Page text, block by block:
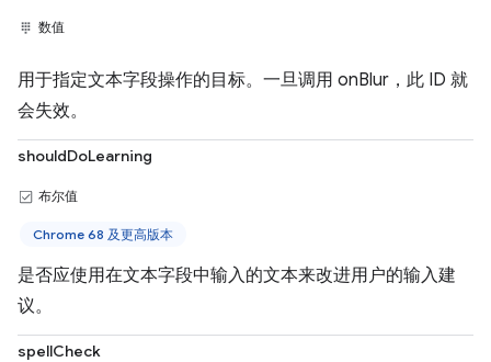
数值
用于指定文本字段操作的目标。一旦调用 onBlur，此 ID 就
会失效。
shouldDoLearning
布尔值
Chrome 68 及更高版本
是否应使用在文本字段中输入的文本来改进用户的输入建
议。
spellCheck